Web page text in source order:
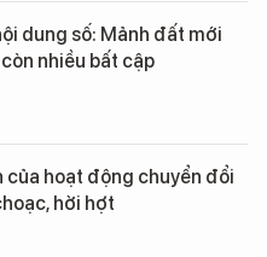
dung số: Mảnh đất mới
nhiều bất cập
của hoạt động chuyển đổi
hời hợt